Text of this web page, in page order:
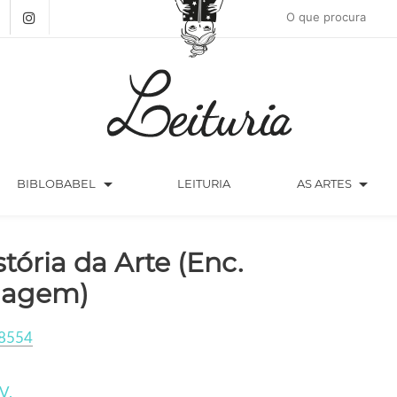
BIBLOBABEL arrow_drop_down LEITURIA AS ARTES arrow_drop_down
da Arte (Enc.